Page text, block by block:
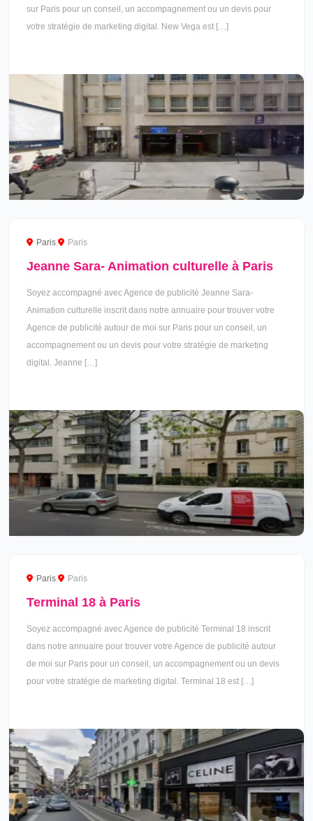
sur Paris pour un conseil, un accompagnement ou un devis pour
votre stratégie de marketing digital. New Vega est […]
Paris Paris
Jeanne Sara- Animation culturelle à Paris
Soyez accompagné avec Agence de publicité Jeanne Sara-
Animation culturelle inscrit dans notre annuaire pour trouver votre
Agence de publicité autour de moi sur Paris pour un conseil, un
accompagnement ou un devis pour votre stratégie de marketing
digital. Jeanne […]
Paris Paris
Terminal 18 à Paris
Soyez accompagné avec Agence de publicité Terminal 18 inscrit
dans notre annuaire pour trouver votre Agence de publicité autour
de moi sur Paris pour un conseil, un accompagnement ou un devis
pour votre stratégie de marketing digital. Terminal 18 est […]